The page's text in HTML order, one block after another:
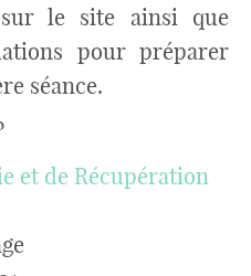
le site ainsi que
pour préparer
séance.
et de Récupération